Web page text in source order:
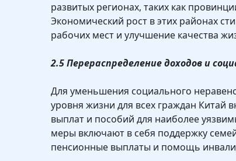
развитых регионах, таких как
Экономический рост в этих районах
рабочих мест и улучшение качества
2.5 Перераспределение доходов и
Для уменьшения социального
уровня жизни для всех граждан Китай
выплат и пособий для наиболее
меры включают в себя поддержку
пенсионные выплаты и помощь